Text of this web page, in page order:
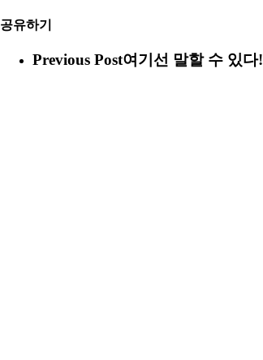
공유하기
Previous Post여기선 말할 수 있다!